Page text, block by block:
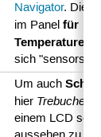
Navigator. Die
im Panelfür
Temperaturen
sich "sensors-
Um auch
hier Trebuchet
einem LCD